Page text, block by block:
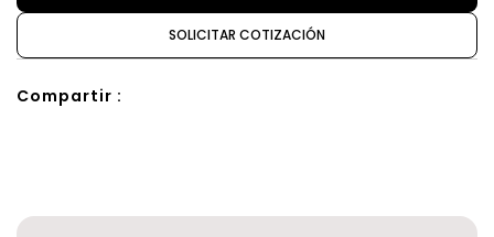
SOLICITAR COTIZACIÓN
Compartir :